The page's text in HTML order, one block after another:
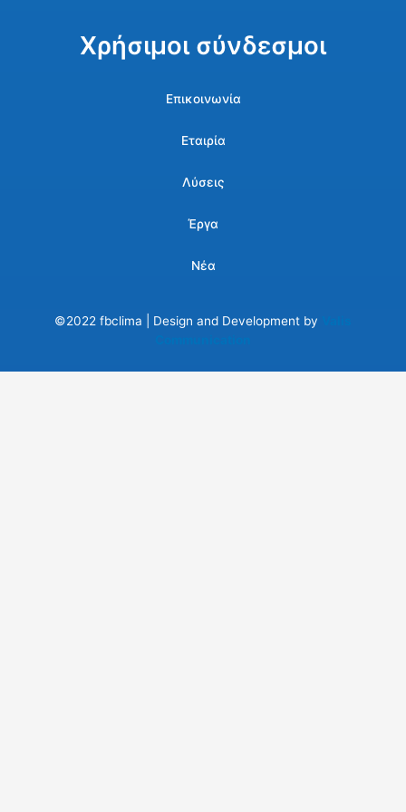
Χρήσιμοι σύνδεσμοι
Επικοινωνία
Εταιρία
Λύσεις
Έργα
Νέα
©2022 fbclima | Design and Development by